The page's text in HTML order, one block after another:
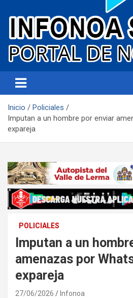
Infonoa Salta
Inicio
Policiales
Imputan a un hombre por enviar
expareja
POLICIALES
Imputan a un
amenazas por
expareja
27/06/2026 Infonoa